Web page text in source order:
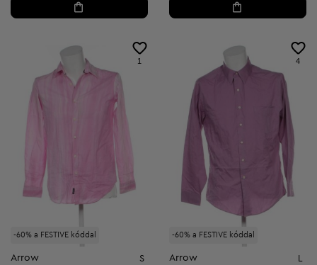
-60% a FESTIVE kóddal
1
Arrow S
-60% a FESTIVE kóddal
4
Arrow